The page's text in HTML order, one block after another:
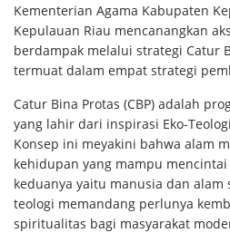
Kementerian Agama Kabupaten
Kepulauan Riau mencanangkan
berdampak melalui strategi Catur
termuat dalam empat strategi
Catur Bina Protas (CBP) adalah
yang lahir dari inspirasi Eko-
Konsep ini meyakini bahwa alam
kehidupan yang mampu
keduanya yaitu manusia dan alam
teologi memandang perlunya
spiritualitas bagi masyarakat